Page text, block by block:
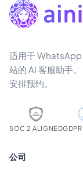
适用于
站的 AI 客服助手
安排预约。
SOC 2 ALIGNED
公司